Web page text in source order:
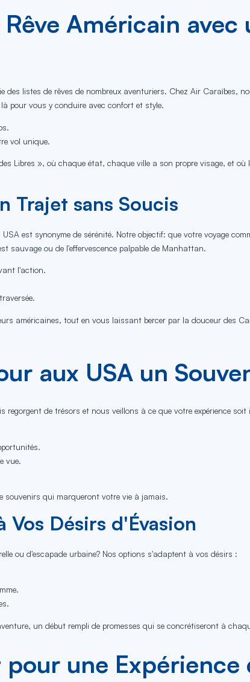
Américain avec
listes de rêves de nombreux aventuriers. Chez Air Caraïbes,
pour vous y conduire avec confort et style.
vol unique.
Libres », où chaque état, chaque ville a son propre visage, et
Trajet sans Soucis
est synonyme de sérénité. Notre objectif: que votre voyage
sauvage ou de l'effervescence palpable de Manhattan.
l'action.
américaines, tout en vous laissant bercer par la douceur des
aux USA un
de trésors et nous veillons à ce que votre expérience
vue.
souvenirs qui marqueront votre vie à jamais.
Vos Désirs d'Évasion
ou d'escapade urbaine? Nos options s'adaptent à vos désirs :
un début rempli de promesses qui se concrétiseront à
une Expérience